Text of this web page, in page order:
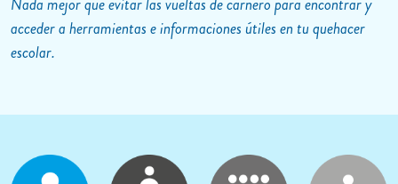
acceder a herramientas e informaciones útiles en tu quehacer
escolar.